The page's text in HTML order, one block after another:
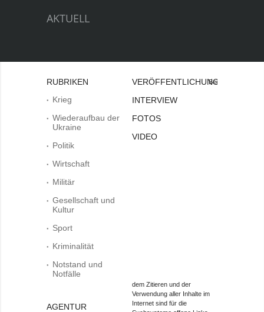
AKTUELL
RUBRIKEN
Krieg
Wiederaufbau der
Ukraine
Politik
Wirtschaft
Militär
Gesellschaft und
Kultur
Sport
Kriminalität
Notstand und
Notfälle
AGENTUR
VERÖFFENTLICHUNGEN
INTERVIEW
FOTOS
VIDEO
Bei
dem Zitieren und der
Verwendung aller Inhalte im
Internet sind für die